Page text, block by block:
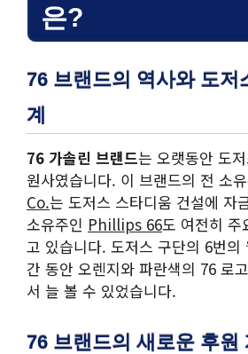
은?
76 브랜드의 역사와 도저
계
76 가솔린 브랜드는 오랫동안 도
원사였습니다. 이 브랜드의 전 소
Co.는 도저스 스타디움 건설에 자
소유주인 Phillips 66도 여전히 주
고 있습니다. 도저스 구단의 6번의
간 동안 오렌지와 파란색의 76 로
서 늘 볼 수 있었습니다.
76 브랜드의 새로운 후원